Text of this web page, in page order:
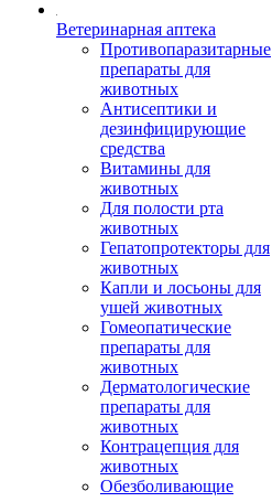
Ветеринарная аптека
Противопаразитарные
препараты для
животных
Антисептики и
дезинфицирующие
средства
Витамины для
животных
Для полости рта
животных
Гепатопротекторы для
животных
Капли и лосьоны для
ушей животных
Гомеопатические
препараты для
животных
Дерматологические
препараты для
животных
Контрацепция для
животных
Обезболивающие